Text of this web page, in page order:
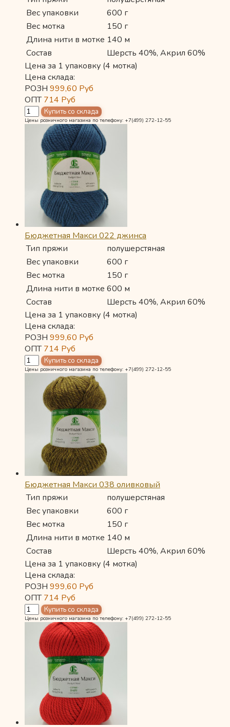
Вес упаковки
600 г
Вес мотка
150 г
Длина нити в мотке 140 м
Состав
Шерсть 40%, Акрил 60%
Цена за 1 упаковку (4 мотка)
Цена склада:
РОЗН 999,60 Руб
ОПТ714 Руб
Цены розничного магазина по телефону: +7(499) 272-12-55
Бюджетная Макси 022 джинса
Тип пряжи
полушерстяная
Вес упаковки
600 г
Вес мотка
150 г
Длина нити в мотке 600 м
Состав
Шерсть 40%, Акрил 60%
Цена за 1 упаковку (4 мотка)
Цена склада:
РОЗН 999,60 Руб
ОПТ714 Руб
Цены розничного магазина по телефону: +7(499) 272-12-55
Бюджетная Макси 038 оливковый
Тип пряжи
полушерстяная
Вес упаковки
600 г
Вес мотка
150 г
Длина нити в мотке 140 м
Состав
Шерсть 40%, Акрил 60%
Цена за 1 упаковку (4 мотка)
Цена склада:
РОЗН 999,60 Руб
ОПТ714 Руб
Цены розничного магазина по телефону: +7(499) 272-12-55